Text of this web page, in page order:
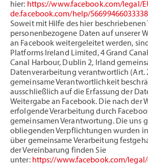
hier: https://www.facebook.com/legal/
de.facebook.com/help/
Soweit mit Hilfe des hier beschriebenen
personenbezogene Daten auf unserer
an Facebook weitergeleitet werden,
Platforms Ireland Limited, 4 Grand
Canal Harbour, Dublin 2, Irland
Datenverarbeitung verantwortlich (Art.
gemeinsame Verantwortlichkeit
ausschließlich auf die Erfassung der
Weitergabe an Facebook. Die nach der
erfolgende Verarbeitung durch
gemeinsamen Verantwortung. Die uns
obliegenden Verpflichtungen wurden
über gemeinsame Verarbeitung
der Vereinbarung finden Sie
unter: https://www.facebook.com/